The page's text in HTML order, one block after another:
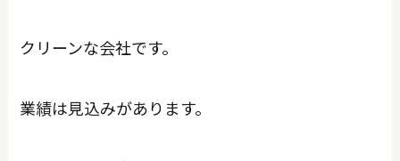
クリーンな会社です。
業績は見込みがあります。